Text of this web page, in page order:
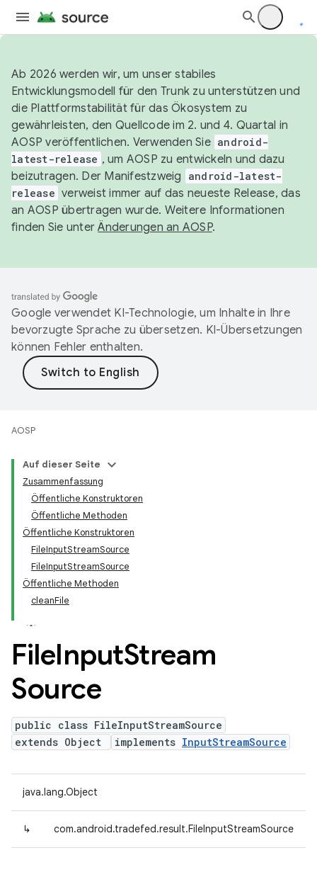
Ab 2026 werden wir, um unser stabiles
Entwicklungsmodell für den Trunk zu unterstützen und
die Plattformstabilität für das Ökosystem zu
gewährleisten, den Quellcode im 2. und 4. Quartal in
AOSP veröffentlichen. Verwenden Sie android-
latest-release , um AOSP zu entwickeln und dazu
beizutragen. Der Manifestzweig
android-latest-
release verweist immer auf das neueste Release, das
an AOSP übertragen wurde. Weitere Informationen
finden Sie unterÄnderungen an AOSP.
Google verwendet KI-Technologie, um Inhalte in Ihre
bevorzugte Sprache zu übersetzen. KI-Übersetzungen
können Fehler enthalten.
AOSP
Auf dieser Seite
Zusammenfassung
Öffentliche Konstruktoren
Öffentliche Methoden
Öffentliche Konstruktoren
FileInputStreamSource
FileInputStreamSource
Öffentliche Methoden
cleanFile
FileInputStream
Source
public class FileInputStreamSource
extends Object
implements InputStreamSource
java.lang.Object
↳ com.android.tradefed.result.FileInputStreamSource